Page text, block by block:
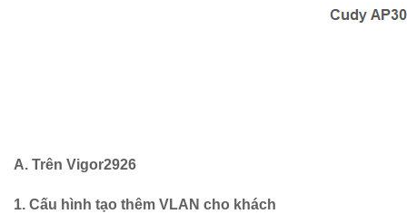
A. Trên Vigor2926
1. Cấu hình tạo thêm VLAN cho khách